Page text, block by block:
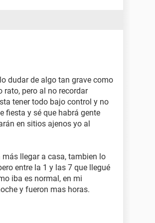
espabile y me fui del local
y, aunque iba muy ebrio,
hecho algo me habría
el isquion de la nalgaderecha,
que de estar tantas
fue mucho son los
fiesta soy de bailar y
duró 2 días o así, si
es decir era una zona
dolor, escozor o cosas
era un local y veo
en un local...
dudar de algo tan grave como
rato, pero al no recordar
tener todo bajo control y no
fiesta y sé que habrá gente
en sitios ajenos yo al
más llegar a casa, tambien lo
entre la 1 y las 7 que llegué
iba es normal, en mi
y fueron mas horas.